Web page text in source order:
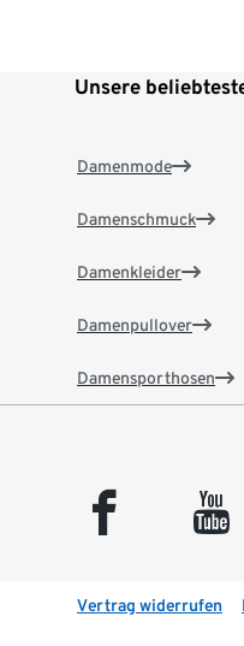
Unsere
Damenmode
Damenschmuck
Damenkleider
Damenpullover
Damensporthosen
facebook youtube
Vertrag widerrufen